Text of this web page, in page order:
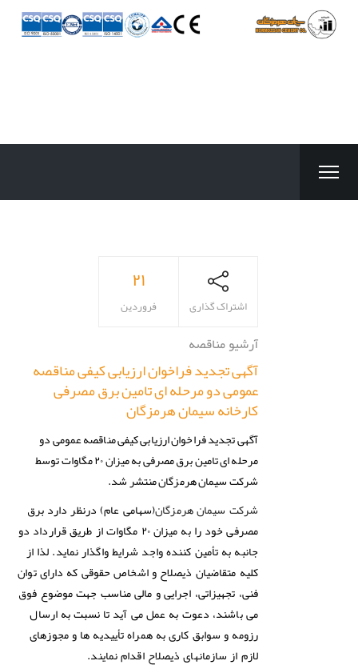
۲۱
فروردین اشتراک گذاری
آرشیو مناقصه
آگهی تجدید فراخوان ارزیابی کیفی مناقصه
عمومی دو مرحله ای تامین برق مصرفی
کارخانه سیمان هرمزگان
آگهی تجدید فراخوان ارزیابی کیفی مناقصه عمومی دو
مرحله ای تامین برق مصرفی به میزان ۲۰ مگاوات توسط
شرکت سیمان هرمزگان منتشر شد.
شرکت سیمان هرمزگان(سهامی عام) درنظر داردبرق
مصرفی خود را به میزان ۲۰ مگاوات از طریق قرارداد دو
جانبه به تأمین کننده واجد شرایط واگذار نماید. لذا از
کلیه متقاضیان ذیصلاح و اشخاص حقوقی که دارای توان
فنی، تجهیزاتی، اجرایی و مالی مناسب جهت موضوع فوق
می‌ باشند، دعوت به عمل می آید تا نسبت به ارسال
رزومه و سوابق کاری به همراه تأییدیه ها و مجوزهای
لازم از سازمانهای ذیصلاح اقدام نمایند.